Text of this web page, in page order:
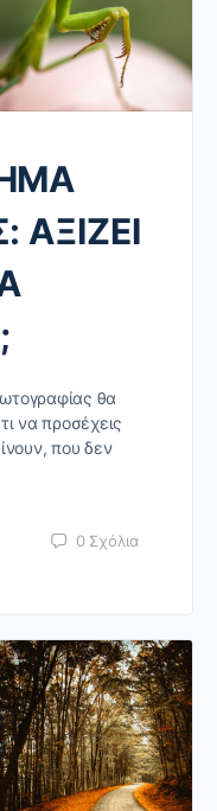
ΑΞΙΖΕΙ
θα
να προσέχεις
που δεν
0 Σχόλια